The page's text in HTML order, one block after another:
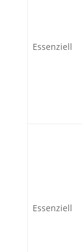
Essenziell
Essenziell